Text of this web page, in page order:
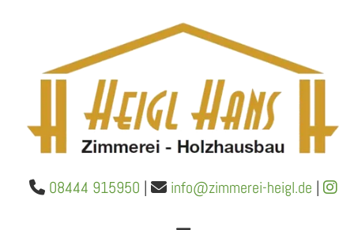
 08444 915950 |  info@​zimmerei-​heigl.​de | 